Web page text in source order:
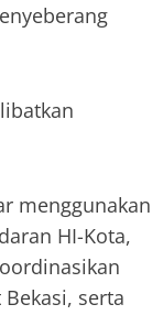
menggunakan
HI-Kota,
serta